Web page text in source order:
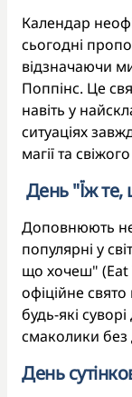
Календар
сьогодні
відзначаючи
Поппінс. Це
навіть у
ситуаціях
магії та
День "Їж
Доповнюють
популярні у
що хочеш" (Eat
офіційне
будь-які
смаколики без
День